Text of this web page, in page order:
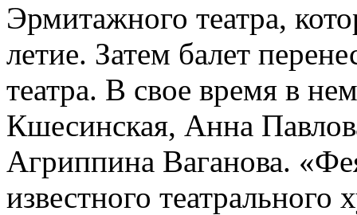
Эрмитажного театра,
летие. Затем балет
театра. В свое время в
Кшесинская, Анна
Агриппина Ваганова.
известного